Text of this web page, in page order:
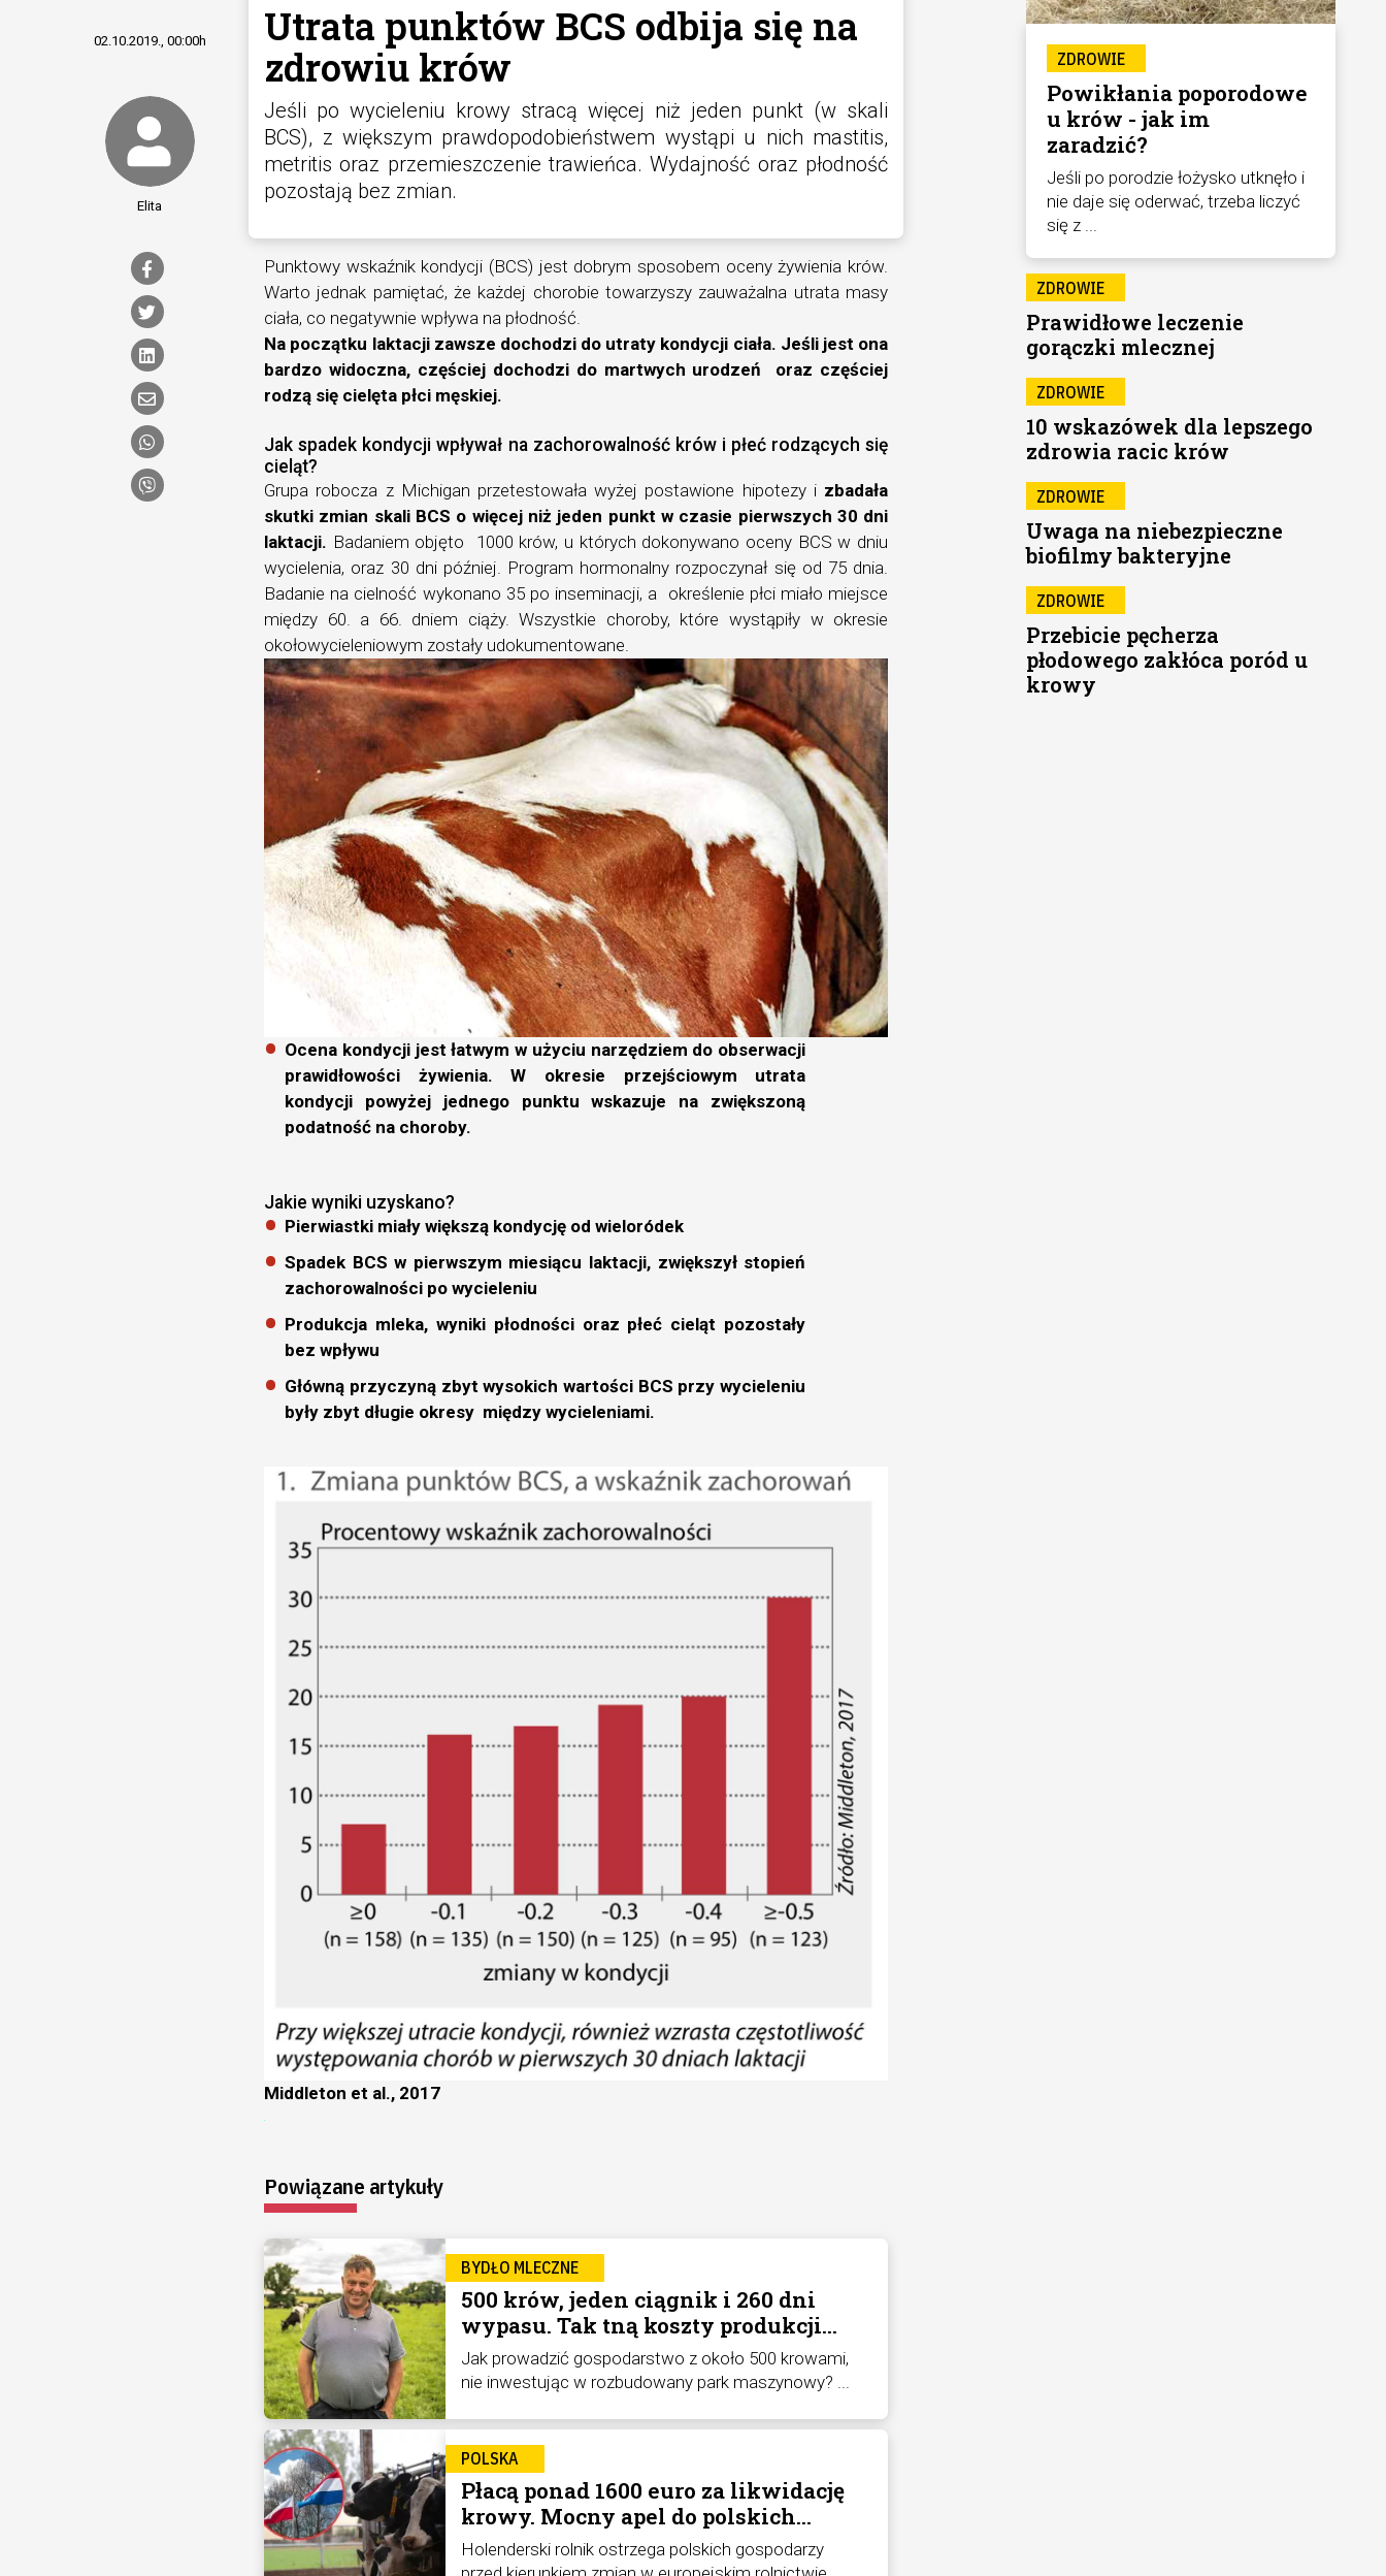
Utrata punktów BCS odbija się na
zdrowiu krów
Jeśli po wycieleniu krowy stracą więcej niż jeden punkt (w skali
BCS), z większym prawdopodobieństwem wystąpi u nich mastitis,
metritis oraz przemieszczenie trawieńca. Wydajność oraz płodność
pozostają bez zmian.
02.10.2019., 00:00h
Elita
Punktowy wskaźnik kondycji (BCS) jest dobrym sposobem oceny żywienia krów.
Warto jednak pamiętać, że każdej chorobie towarzyszy zauważalna utrata masy
ciała, co negatywnie wpływa na płodność.
Na początku laktacji zawsze dochodzi do utraty kondycji ciała. Jeśli jest ona
bardzo widoczna, częściej dochodzi do martwych urodzeń oraz częściej
rodzą się cielęta płci męskiej.
Jak spadek kondycji wpływał na zachorowalność krów i płeć rodzących się
cieląt?
Grupa robocza z Michigan przetestowała wyżej postawione hipotezy i zbadała
skutki zmian skali BCS o więcej niż jeden punkt w czasie pierwszych 30 dni
laktacji. Badaniem objęto 1000 krów, u których dokonywano oceny BCS w dniu
wycielenia, oraz 30 dni później. Program hormonalny rozpoczynał się od 75 dnia.
Badanie na cielność wykonano 35 po inseminacji, a określenie płci miało miejsce
między 60. a 66. dniem ciąży. Wszystkie choroby, które wystąpiły w okresie
okołowycieleniowym zostały udokumentowane.
Ocena kondycji jest łatwym w użyciu narzędziem do obserwacji
prawidłowości żywienia. W okresie przejściowym utrata
kondycji powyżej jednego punktu wskazuje na zwiększoną
podatność na choroby.
Jakie wyniki uzyskano?
Pierwiastki miały większą kondycję od wieloródek
Spadek BCS w pierwszym miesiącu laktacji, zwiększył stopień
zachorowalności po wycieleniu
Produkcja mleka, wyniki płodności oraz płeć cieląt pozostały
bez wpływu
Główną przyczyną zbyt wysokich wartości BCS przy wycieleniu
były zbyt długie okresy między wycieleniami.
Middleton et al., 2017
Powiązane artykuły
BYDŁO MLECZNE
500 krów, jeden ciągnik i 260 dni
wypasu. Tak tną koszty produkcji
mleka
Jak prowadzić gospodarstwo z około 500 krowami,
nie inwestując w rozbudowany park maszynowy? ...
POLSKA
Płacą ponad 1600 euro za likwidację
krowy. Mocny apel do polskich
hodowców bydła
Holenderski rolnik ostrzega polskich gospodarzy
ZDROWIE
Powikłania poporodowe
u krów - jak im
zaradzić?
Jeśli po porodzie łożysko utknęło i
nie daje się oderwać, trzeba liczyć
się z ...
ZDROWIE
Prawidłowe leczenie
gorączki mlecznej
ZDROWIE
10 wskazówek dla lepszego
zdrowia racic krów
ZDROWIE
Uwaga na niebezpieczne
biofilmy bakteryjne
ZDROWIE
Przebicie pęcherza
płodowego zakłóca poród u
krowy